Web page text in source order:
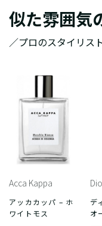
似た雰囲気
／プロのスタイリス
Acca Kappa
アッカカッパ – ホ
ワイトモス
デ
オ